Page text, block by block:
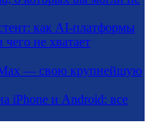
как AI-платформы
не хватает
Max — свою крупнейшую
iPhone и Android: все